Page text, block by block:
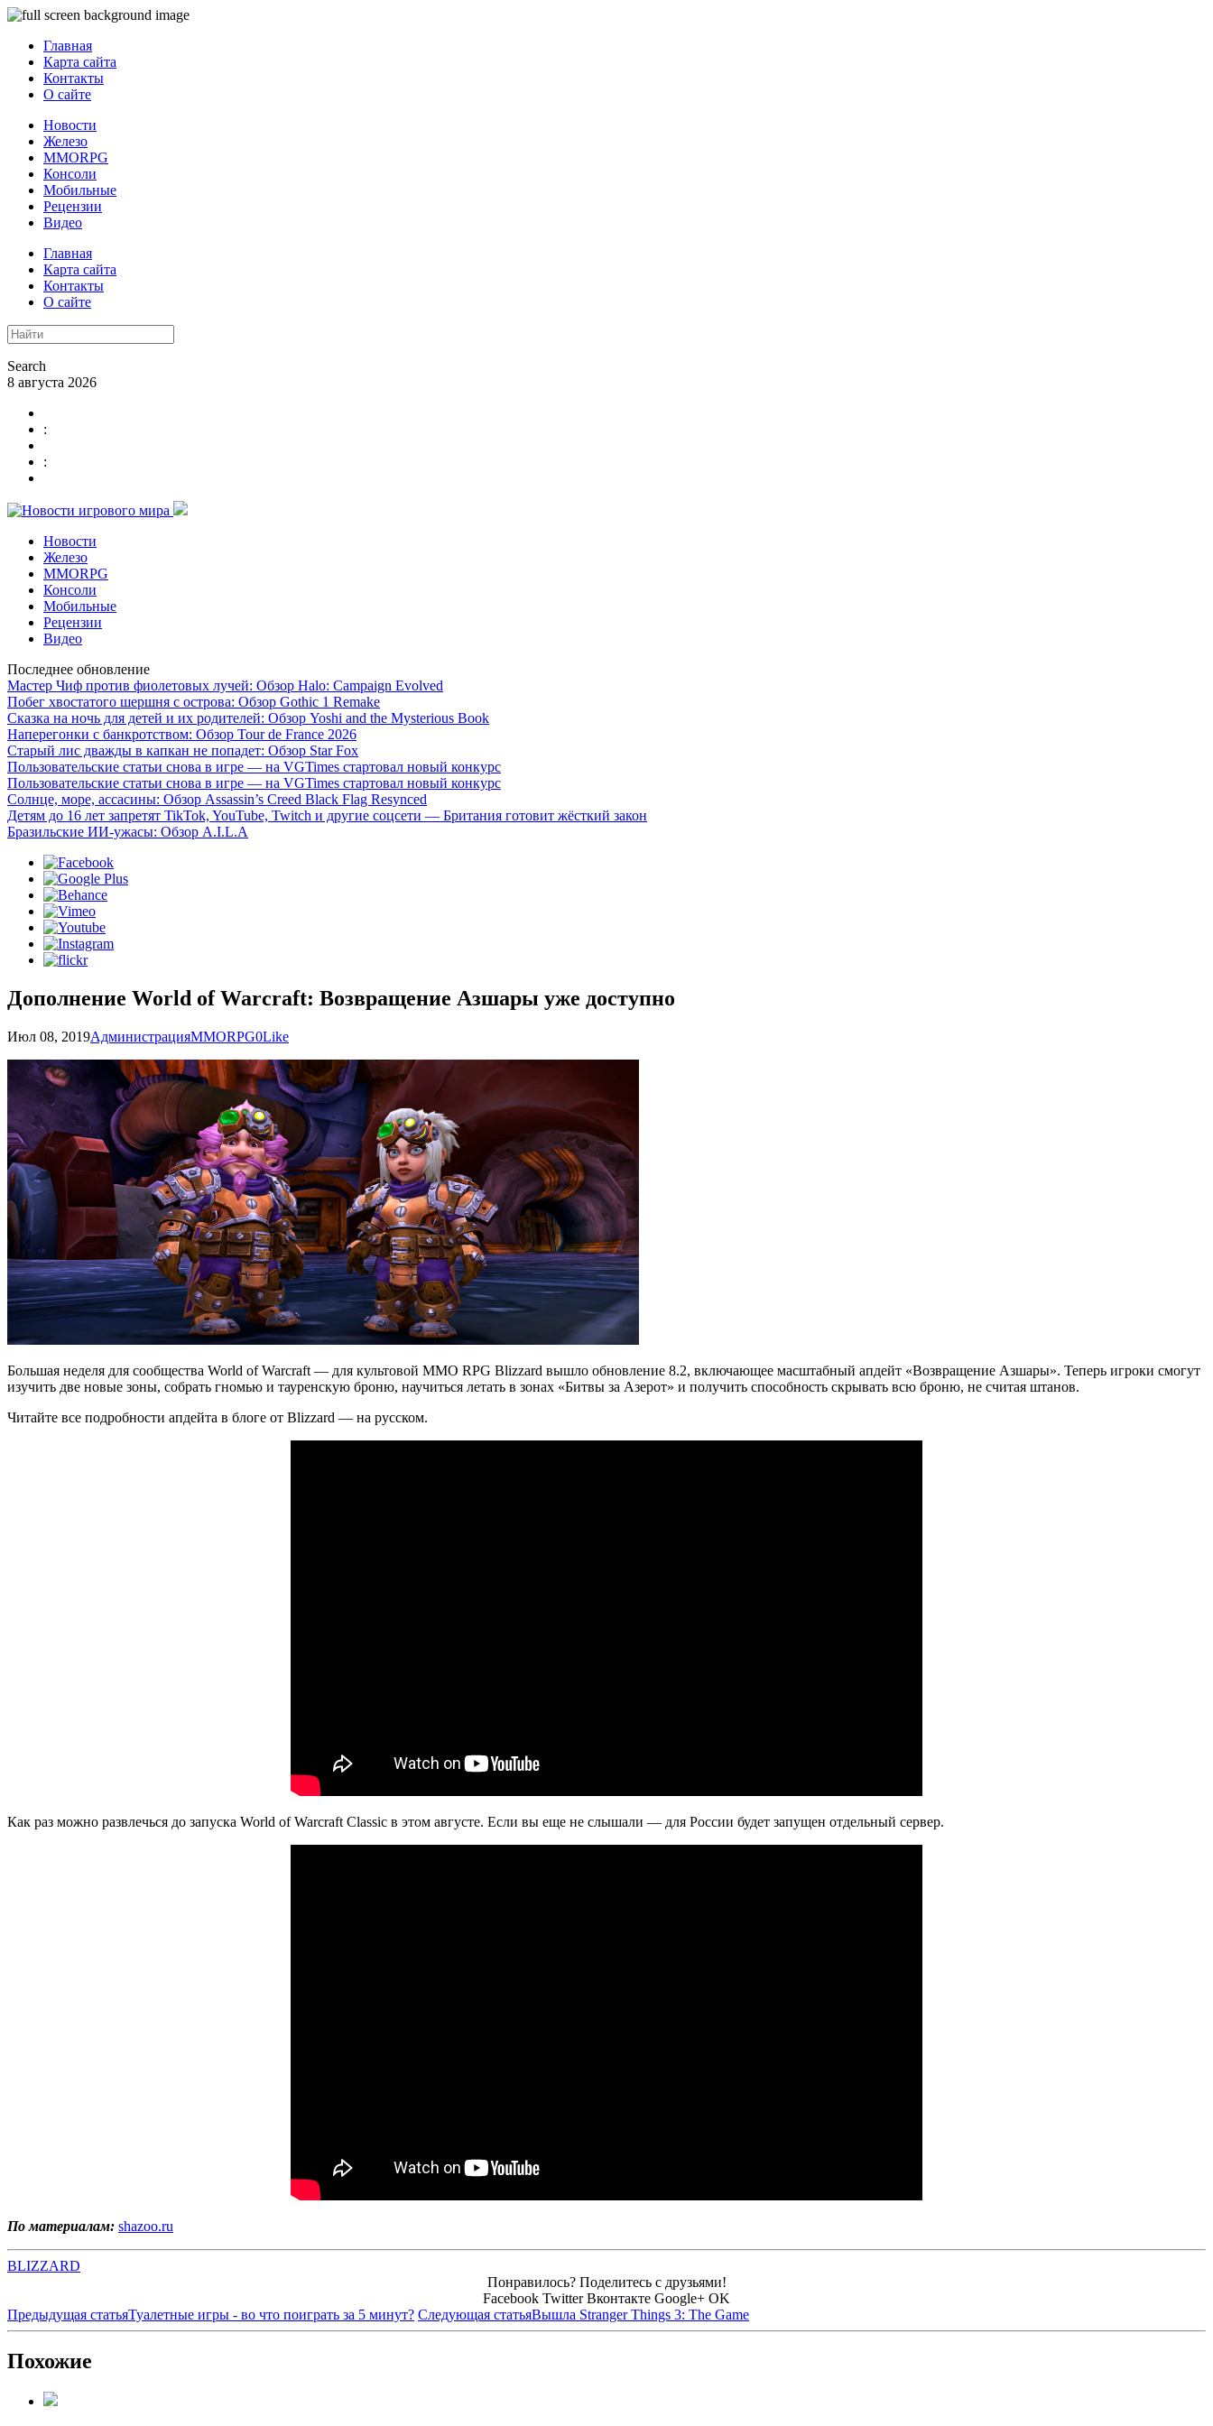
Главная
Карта сайта
Контакты
О сайте
Новости
Железо
MMORPG
Консоли
Мобильные
Рецензии
Видео
Главная
Карта сайта
Контакты
О сайте
Search
8 августа 2026
:
:
Новости
Железо
MMORPG
Консоли
Мобильные
Рецензии
Видео
Последнее обновление
Мастер Чиф против фиолетовых лучей: Обзор Halo: Campaign Evolved
Побег хвостатого шершня с острова: Обзор Gothic 1 Remake
Сказка на ночь для детей и их родителей: Обзор Yoshi and the Mysterious Book
Наперегонки с банкротством: Обзор Tour de France 2026
Старый лис дважды в капкан не попадет: Обзор Star Fox
Пользовательские статьи снова в игре — на VGTimes стартовал новый конкурс
Пользовательские статьи снова в игре — на VGTimes стартовал новый конкурс
Солнце, море, ассасины: Обзор Assassin’s Creed Black Flag Resynced
Детям до 16 лет запретят TikTok, YouTube, Twitch и другие соцсети — Британия готовит жёсткий закон
Бразильские ИИ-ужасы: Обзор A.I.L.A
Дополнение World of Warcraft: Возвращение Азшары уже доступно
Июл 08, 2019АдминистрацияMMORPG0Like
Большая неделя для сообщества World of Warcraft — для культовой MMO RPG Blizzard вышло обновление 8.2, включающее масштабный апдейт «Возвращение Азшары». Теперь игроки смогут
изучить две новые зоны, собрать гномью и тауренскую броню, научиться летать в зонах «Битвы за Азерот» и получить способность скрывать всю броню, не считая штанов.
Читайте все подробности апдейта в блоге от Blizzard — на русском.
Как раз можно развлечься до запуска World of Warcraft Classic в этом августе. Если вы еще не слышали — для России будет запущен отдельный сервер.
По материалам: shazoo.ru
BLIZZARD
Понравилось? Поделитесь с друзьями!
Facebook Twitter Вконтакте Google+ OK
Предыдущая статьяТуалетные игры - во что поиграть за 5 минут? Следующая статьяВышла Stranger Things 3: The Game
Похожие